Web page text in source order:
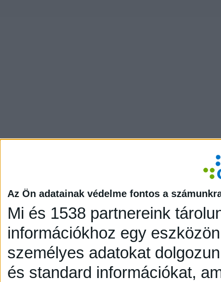
Az Ön adatainak védelme fontos a
Mi és 1538 partnereink
információkhoz egy
személyes adatokat
és standard információkat,